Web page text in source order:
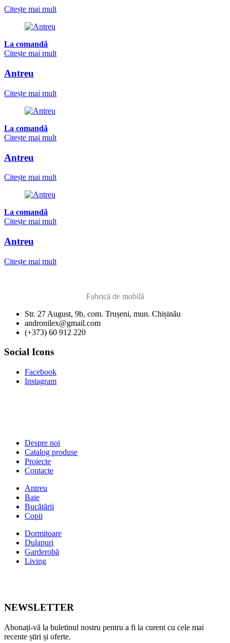
Citește mai mult
La comandă
Citește mai mult
Antreu
Citește mai mult
La comandă
Citește mai mult
Antreu
Citește mai mult
La comandă
Citește mai mult
Antreu
Citește mai mult
Fabrică de mobilă
Str. 27 August, 9b, com. Trușeni, mun. Chișinău
andronilex@gmail.com
(+373) 60 912 220
Social Icons
Facebook
Instagram
Despre noi
Catalog produse
Proiecte
Contacte
Antreu
Baie
Bucătării
Copii
Dormitoare
Dulapuri
Garderobă
Living
NEWSLETTER
Abonați-vă la buletinul nostru pentru a fi la curent cu cele mai
recente știri și oferte.